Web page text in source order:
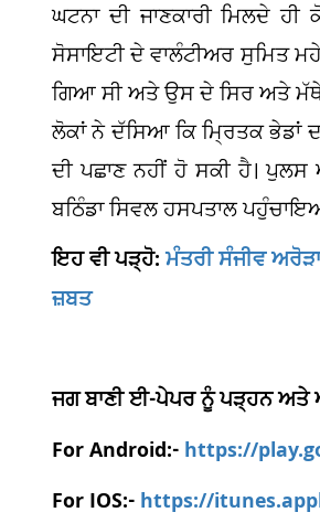
ਘਟਨਾ ਦੀ ਜਾਣਕਾਰੀ ਮਿਲਦੇ
ਸੋਸਾਇਟੀ ਦੇ ਵਾਲੰਟੀਅਰ ਸੁਮਿਤ
ਗਿਆ ਸੀ ਅਤੇ ਉਸ ਦੇ ਸਿਰ ਅਤੇ ਮੱਥੇ
ਲੋਕਾਂ ਨੇ ਦੱਸਿਆ ਕਿ ਮ੍ਰਿਤਕ ਭੇਡਾਂ
ਦੀ ਪਛਾਣ ਨਹੀਂ ਹੋ ਸਕੀ ਹੈ।
ਬਠਿੰਡਾ ਸਿਵਲ ਹਸਪਤਾਲ
ਇਹ ਵੀ ਪੜ੍ਹੋ:ਮੰਤਰੀ ਸੰਜੀਵ
ਜ਼ਬਤ
ਜਗ ਬਾਣੀ ਈ-ਪੇਪਰ ਨੂੰ ਪੜ੍ਹਨ
For Android:-https://
For IOS:-https://